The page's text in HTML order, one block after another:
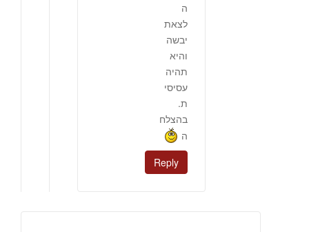
ה
לצאת
יבשה
והיא
תהיה
עסיסי
ת.
בהצלח
ה
Reply